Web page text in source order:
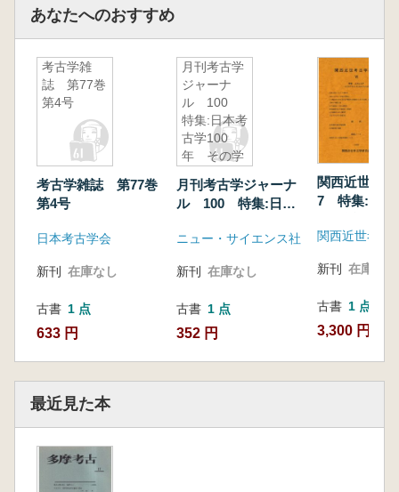
あなたへのおすすめ
考古学雑
誌 第77巻
第4号
考古学雑誌 第77巻
第4号
日本考古学会
新刊 在庫なし
古書 1 点
633 円
月刊考古学
ジャーナ
ル 100
特集:日本考
古学100
年 その学
月刊考古学ジャーナ
ル 100 特集:日本
学史と展望
ニュー・サイエンス社
新刊 在庫なし
古書 1 点
352 円
関西近世考
7 特集:上方
見た東西文
関西近世考古
新刊 在庫なし
古書 1 点
3,300 円
最近見た本